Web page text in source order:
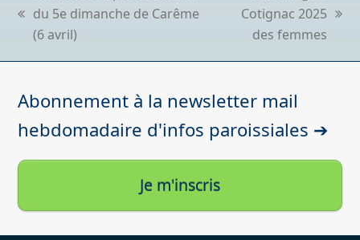
previous
post:
du 5e dimanche de Carême
(6 avril)
next
Cotignac 2025
des femmes
Abonnement à la newsletter mail
hebdomadaire d'infos paroissiales ➔
Je m'inscris